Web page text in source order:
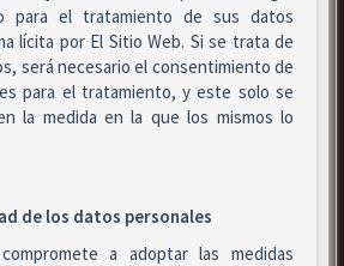
para el tratamiento de sus datos
lícita por El Sitio Web. Si se trata de
será necesario el consentimiento de
para el tratamiento, y este solo se
la medida en la que los mismos lo
de los datos personales
a adoptar las medidas